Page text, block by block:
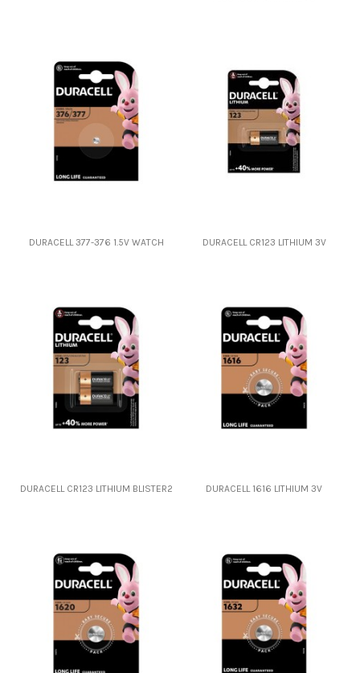
DURACELL 377-376 1.5V WATCH DURACELL CR123 LITHIUM 3V
DURACELL CR123 LITHIUM BLISTER2 DURACELL 1616 LITHIUM 3V